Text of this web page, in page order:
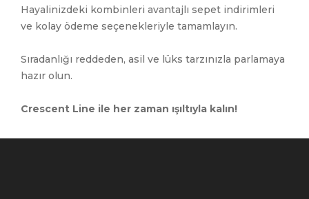
Hayalinizdeki kombinleri avantajlı sepet indirimleri
ve kolay ödeme seçenekleriyle tamamlayın.
Sıradanlığı reddeden, asil ve lüks tarzınızla parlamaya
hazır olun.
Crescent Line ile her zaman ışıltıyla kalın!